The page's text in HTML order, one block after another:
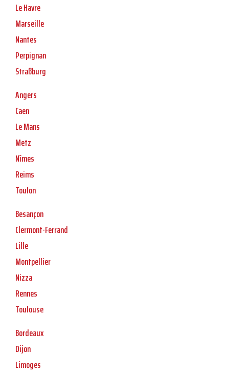
Le Havre
Marseille
Nantes
Perpignan
Straßburg
Angers
Caen
Le Mans
Metz
Nîmes
Reims
Toulon
Besançon
Clermont-Ferrand
Lille
Montpellier
Nizza
Rennes
Toulouse
Bordeaux
Dijon
Limoges